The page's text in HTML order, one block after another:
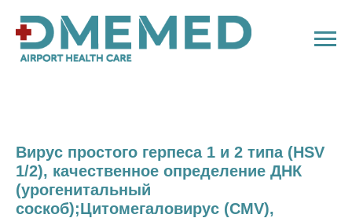
Вирус простого герпеса 1 и 2 типа (HSV
1/2), качественное определение ДНК
(урогенитальный
соскоб);Цитомегаловирус (CMV),